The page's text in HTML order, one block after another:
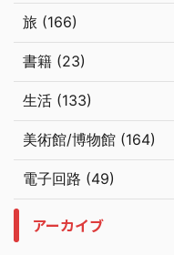
旅 (166)
書籍 (23)
生活 (133)
美術館/博物館 (164)
電子回路 (49)
アーカイブ